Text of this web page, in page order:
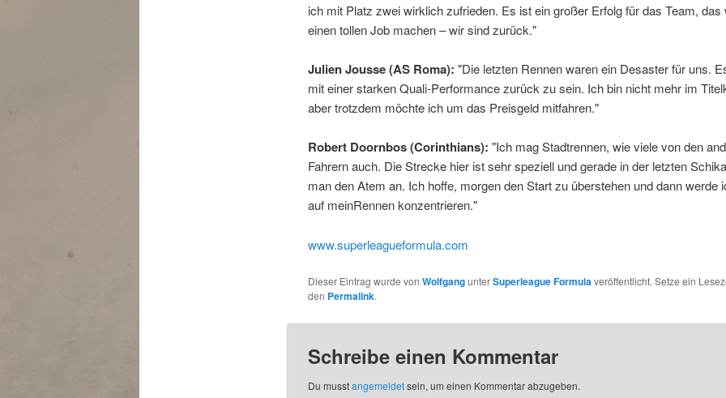
ich mit Platz zwei wirklich zufrieden. Es ist ein großer Erfolg für das Team, das
einen tollen Job machen – wir sind zurück."
Julien Jousse (AS Roma): "Die letzten Rennen waren ein Desaster für uns.
mit einer starken Quali-Performance zurück zu sein. Ich bin nicht mehr im
aber trotzdem möchte ich um das Preisgeld mitfahren."
Robert Doornbos (Corinthians): "Ich mag Stadtrennen, wie viele von den
Fahrern auch. Die Strecke hier ist sehr speziell und gerade in der letzten
man den Atem an. Ich hoffe, morgen den Start zu überstehen und dann werde
auf meinRennen konzentrieren."
www.superleagueformula.com
Dieser Eintrag wurde von WolfgangunterSuperleague Formulaveröffentlicht. Setze ein
den Permalink.
Schreibe einen Kommentar
Du musstangemeldetsein, um einen Kommentar abzugeben.